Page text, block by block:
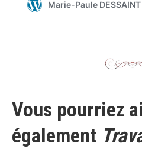
Vous pourriez
également